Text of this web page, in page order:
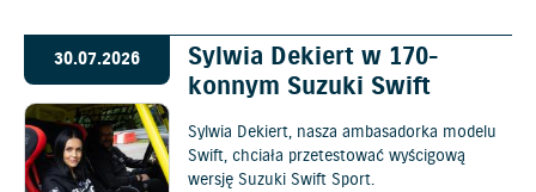
30.07.2026
Sylwia Dekiert w 170-
konnym Suzuki Swift
Sylwia Dekiert, nasza ambasadorka modelu
Swift, chciała przetestować wyścigową
wersję Suzuki Swift Sport.